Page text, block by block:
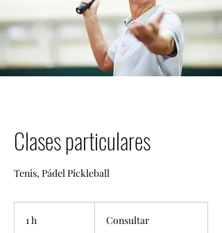
Clases particulares
Tenis, Pádel Pickleball
1 h Consultar